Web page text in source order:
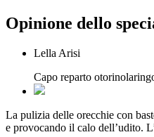
Opinione dello
Lella Arisi
Capo reparto
La pulizia delle orecchie con
e provocando il calo dell’udito.